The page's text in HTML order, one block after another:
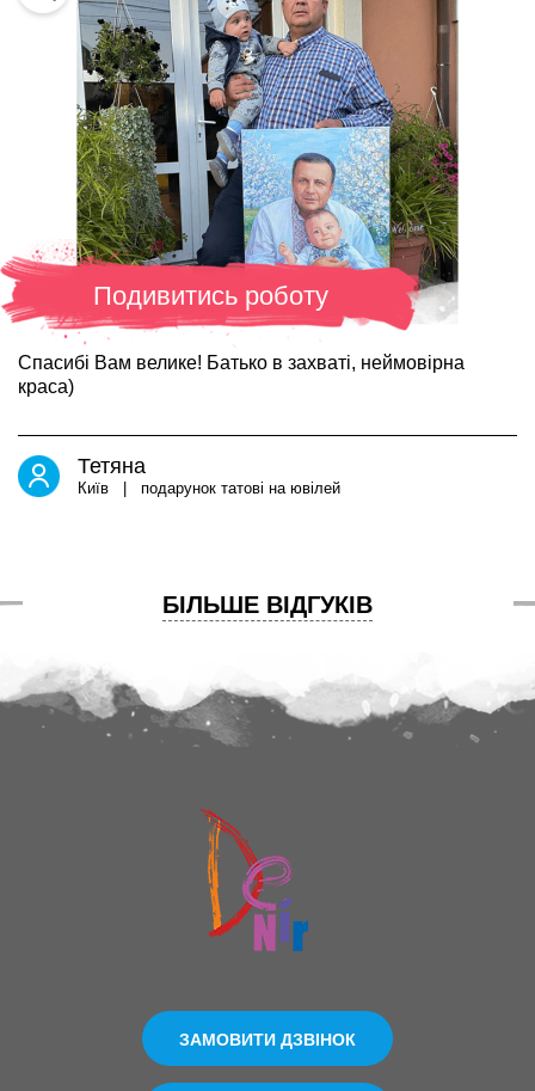
Подивитись роботу
Спасибі Вам велике! Батько в захваті, неймовірна
краса)
Тетяна
Київ | подарунок татові на ювілей
БІЛЬШЕ ВІДГУКІВ
ЗАМОВИТИ ДЗВІНОК